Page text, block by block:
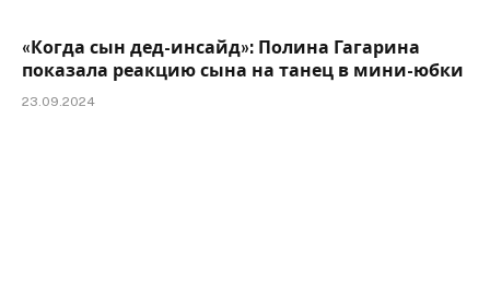
«Когда сын дед-инсайд»: Полина Гагарина
показала реакцию сына на танец в мини-юбки
23.09.2024